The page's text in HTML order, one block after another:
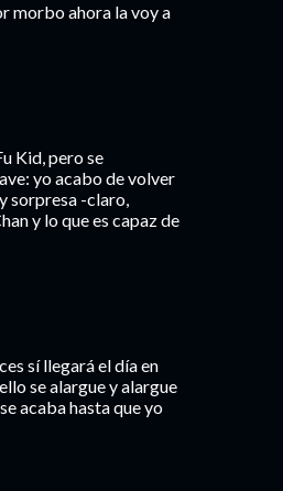
morbo ahora la voy a
Kid, pero se
yo acabo de volver
sorpresa -claro,
y lo que es capaz de
sí llegará el día en
se alargue y alargue
acaba hasta que yo